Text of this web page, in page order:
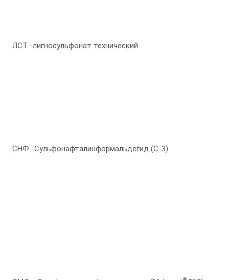
ЛСТ -лигносульфонат технический
СНФ -Сульфонафталинформальдегид (С-3)